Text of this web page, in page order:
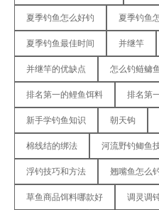
夏季钓鱼怎么好钓 夏季钓鱼
夏季钓鱼最佳时间 并继竿
并继竿的优缺点 怎么钓鲢鳙鱼
排名第一的鲤鱼饵料 排名第
新手学钓鱼知识 朝天钩
棉线结的绑法 河流野钓鲫鱼
浮钓技巧和方法 翘嘴鱼怎么
草鱼商品饵料哪款好 调灵调